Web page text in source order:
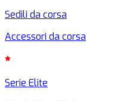
Sedili da corsa
Accessori da corsa
Serie Elite